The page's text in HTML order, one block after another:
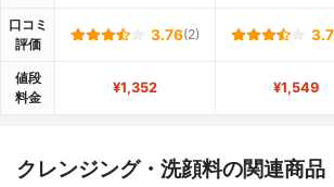
口コミ
評価
3.76(2)
値段
料金
¥1,352 ¥1,549
クレンジング・洗顔料の関連商品